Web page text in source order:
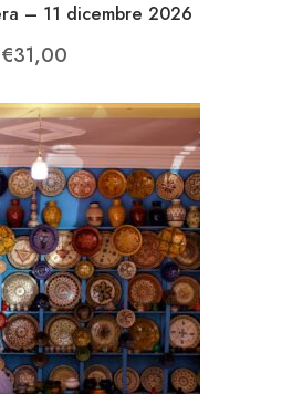
– 11 dicembre 2026
€31,00